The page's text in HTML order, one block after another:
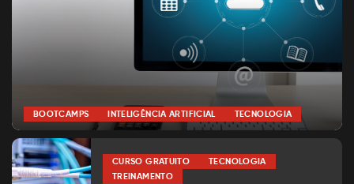
BOOTCAMPS INTELIGÊNCIA ARTIFICIAL TECNOLOGIA
Posted
by
CURSO GRATUITO
TECNOLOGIA
TREINAMENTO